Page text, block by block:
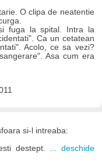
O clipa de neatentie
fuga la spital. Intra la
Ca un cetatean
Acolo, ce sa vezi?
Asa cum era
si-l intreaba:
destept. ... deschide